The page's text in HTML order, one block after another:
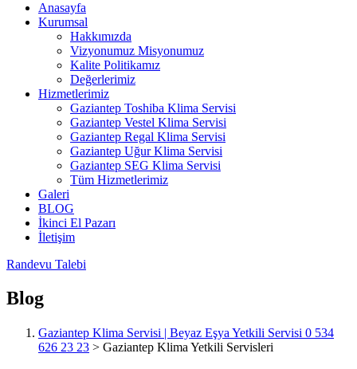
Anasayfa
Kurumsal
Hakkımızda
Vizyonumuz Misyonumuz
Kalite Politikamız
Değerlerimiz
Hizmetlerimiz
Gaziantep Toshiba Klima Servisi
Gaziantep Vestel Klima Servisi
Gaziantep Regal Klima Servisi
Gaziantep Uğur Klima Servisi
Gaziantep SEG Klima Servisi
Tüm Hizmetlerimiz
Galeri
BLOG
İkinci El Pazarı
İletişim
Randevu Talebi
Blog
Gaziantep Klima Servisi | Beyaz Eşya Yetkili Servisi 0 534
626 23 23 > Gaziantep Klima Yetkili Servisleri